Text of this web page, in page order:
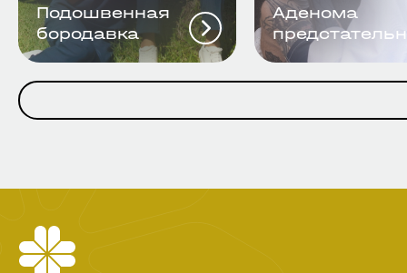
Подошвенная
бородавка
Аденома
железы